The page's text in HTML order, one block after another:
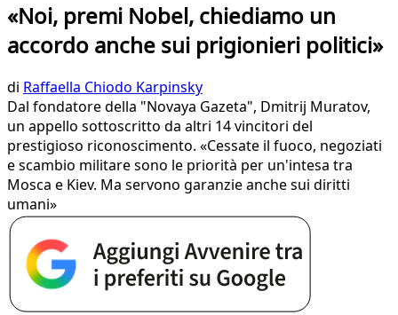
«Noi, premi Nobel, chiediamo un
accordo anche sui prigionieri politici»
di Raffaella Chiodo Karpinsky
Dal fondatore della "Novaya Gazeta", Dmitrij Muratov,
un appello sottoscritto da altri 14 vincitori del
prestigioso riconoscimento. «Cessate il fuoco, negoziati
e scambio militare sono le priorità per un'intesa tra
Mosca e Kiev. Ma servono garanzie anche sui diritti
umani»